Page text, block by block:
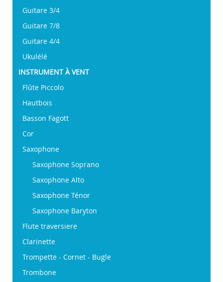
Guitare 3/4
Guitare 7/8
Guitare 4/4
Ukulélé
INSTRUMENT À VENT
Flûte Piccolo
Hautbois
Basson Fagott
Cor
Saxophone
Saxophone Soprano
Saxophone Alto
Saxophone Ténor
Saxophone Baryton
Flute traversiere
Clarinette
Trompette - Cornet - Bugle
Trombone